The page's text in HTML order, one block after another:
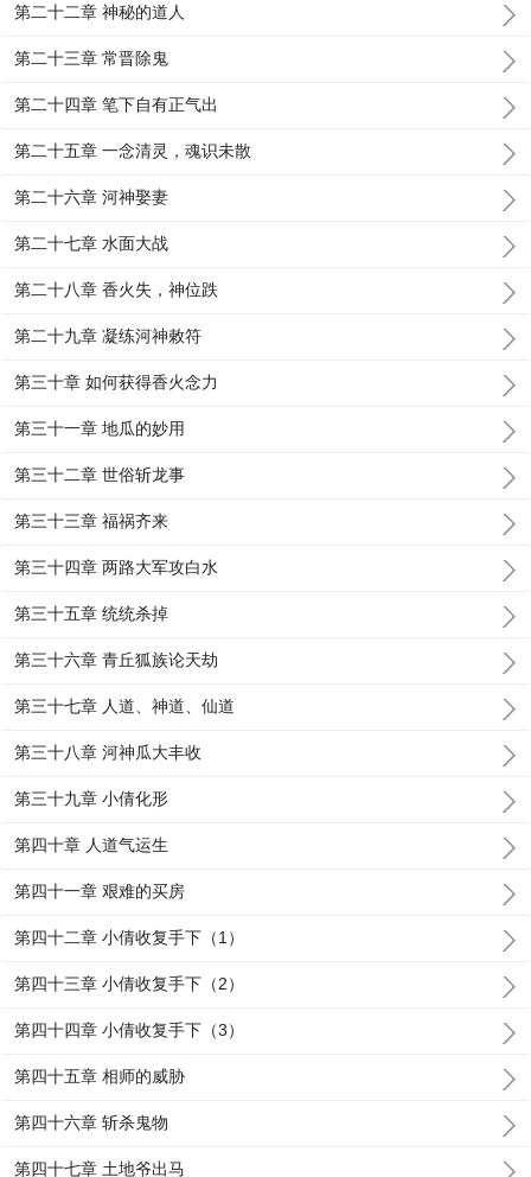
第二十二章 神秘的道人
第二十三章 常晋除鬼
第二十四章 笔下自有正气出
第二十五章 一念清灵，魂识未散
第二十六章 河神娶妻
第二十七章 水面大战
第二十八章 香火失，神位跌
第二十九章 凝练河神敕符
第三十章 如何获得香火念力
第三十一章 地瓜的妙用
第三十二章 世俗斩龙事
第三十三章 福祸齐来
第三十四章 两路大军攻白水
第三十五章 统统杀掉
第三十六章 青丘狐族论天劫
第三十七章 人道、神道、仙道
第三十八章 河神瓜大丰收
第三十九章 小倩化形
第四十章 人道气运生
第四十一章 艰难的买房
第四十二章 小倩收复手下（1）
第四十三章 小倩收复手下（2）
第四十四章 小倩收复手下（3）
第四十五章 相师的威胁
第四十六章 斩杀鬼物
第四十七章 土地爷出马